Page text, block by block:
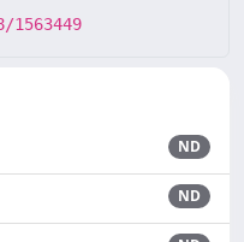
ND
ND